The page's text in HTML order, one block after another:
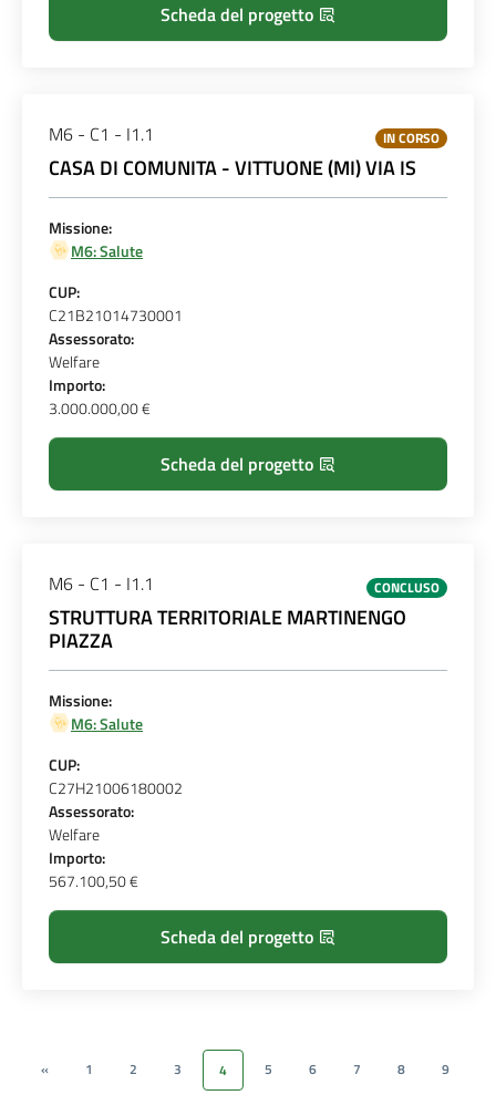
Scheda del progetto
M6 - C1 - I1.1 IN CORSO
CASA DI COMUNITA - VITTUONE (MI) VIA IS
Missione:
M6: Salute
CUP:
C21B21014730001
Assessorato:
Welfare
Importo:
3.000.000,00 €
Scheda del progetto
M6 - C1 - I1.1 CONCLUSO
STRUTTURA TERRITORIALE MARTINENGO
PIAZZA
Missione:
M6: Salute
CUP:
C27H21006180002
Assessorato:
Welfare
Importo:
567.100,50 €
Scheda del progetto
« 1 2 3 4 5 6 7 8 9